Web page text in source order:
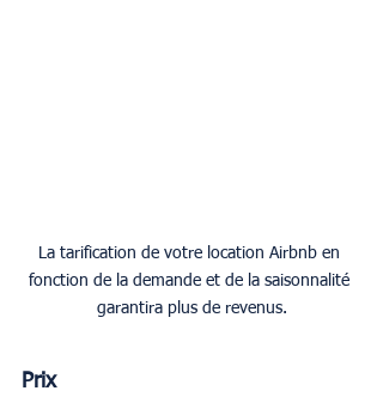
La tarification de votre location Airbnb en
fonction de la demande et de la saisonnalité
garantira plus de revenus.
Prix